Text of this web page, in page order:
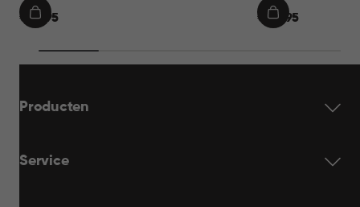
€€ 21,95
IN
€€ 22,95
IN
Producten
Service